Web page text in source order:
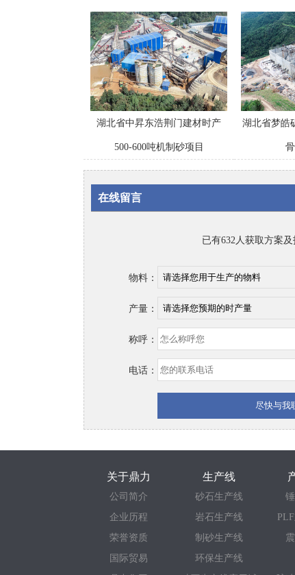
湖北省中昇东浩荆门建材时产
500-600吨机制砂项目
湖北省梦皓
在线留言
已有632人获取方案及
物料：
产量：
称呼：
电话：
关于鼎力
公司简介
企业历程
荣誉资质
国际贸易
生产线
砂石生产线
岩石生产线
制砂生产线
环保生产线